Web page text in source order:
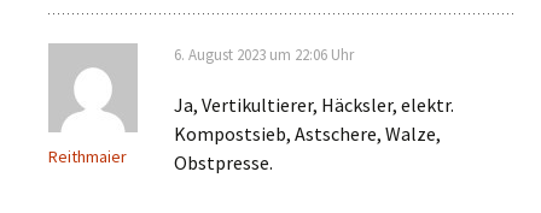
Reithmaier
6. August 2023 um 22:06 Uhr
Ja, Vertikultierer, Häcksler, elektr.
Kompostsieb, Astschere, Walze,
Obstpresse.